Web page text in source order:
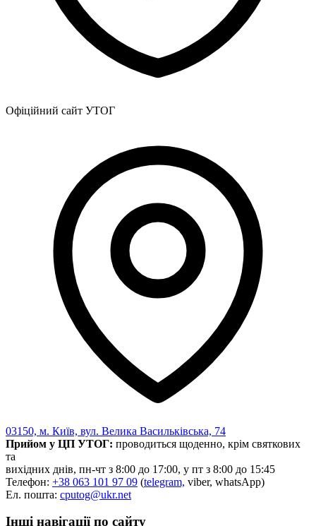
Закарпатська область
Запорізька область
Івано-Франківська область
Кіровоградська область
Одеська область
Полтавська область
Рівненська область
Сумська область
Тернопільська область
Харківська область
Херсонська область
Хмельницька область
Черкаська область
Чернівецька область
Чернігівська область
Особи відповідальні за контактування з
питань укладення договорів
Вивчаємо жестову мову
Ресурс для вивчення жестових мов різних країн
ЦУЖМ
Проєкт "Жестова мова для поліцейських"
Про шахрайські схеми
ВІКТОРИНА
На допомогу військовим
Медична термінологія жестовою мовою
Офіційний сайт УТОГ
03150, м. Київ, вул. Велика Васильківська, 74
Прийом у ЦП УТОГ: проводиться щоденно, крім святкових
та
вихідних днів, пн-чт з 8:00 до 17:00, у пт з 8:00 до 15:45
Телефон: +38 063 101 97 09 (telegram, viber, whatsApp)
Ел. пошта: cputog@ukr.net
Інші навігації по сайту